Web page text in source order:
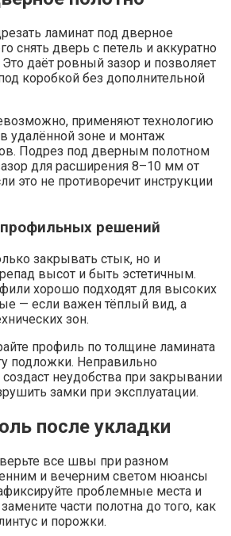
ламинат под дверное
снять дверь с петель и аккуратно
даёт ровный зазор и позволяет
коробкой без дополнительной
применяют технологию
удалённой зоне и монтаж
Подрез под дверным полотном
для расширения 8–10 мм от
это не противоречит инструкции
решений
закрывать стык, но и
высот и быть эстетичным.
хорошо подходят для высоких
— если важен тёплый вид, а
зон.
профиль по толщине ламината
подложки. Неправильно
неудобства при закрывании
замки при эксплуатации.
после укладки
все швы при разном
и вечерним светом нюансы
проблемные места и
части полотна до того, как
и порожки.